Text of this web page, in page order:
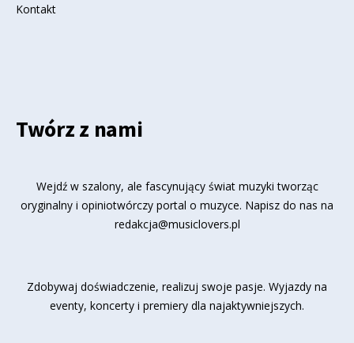
Kontakt
Twórz z nami
Wejdź w szalony, ale fascynujący świat muzyki tworząc
oryginalny i opiniotwórczy portal o muzyce. Napisz do nas na
redakcja@musiclovers.pl
Zdobywaj doświadczenie, realizuj swoje pasje. Wyjazdy na
eventy, koncerty i premiery dla najaktywniejszych.